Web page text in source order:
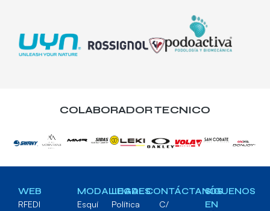
COLABORADOR TECNICO
WEB
RFEDI
MODALIDADES
Esquí
LEGAL
Política
CONTÁCTANOS
C/
SÍGUENOS
EN